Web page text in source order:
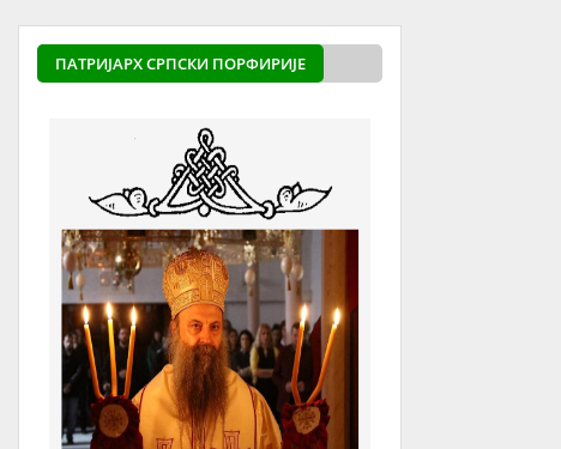
ПАТРИЈАРХ СРПСКИ ПОРФИРИЈЕ